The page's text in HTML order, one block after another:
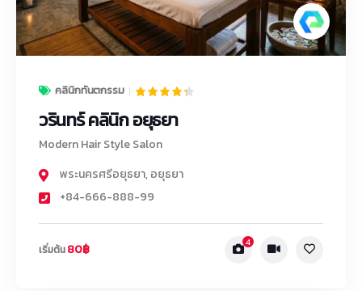
คลินิกทันตกรรม
วรินทร์ คลินิก อยุธยา
Modern Hair Style Salon
พระนครศรีอยุธยา,อยุธยา
+84-666-888-99
เริ่มต้น80฿ 4